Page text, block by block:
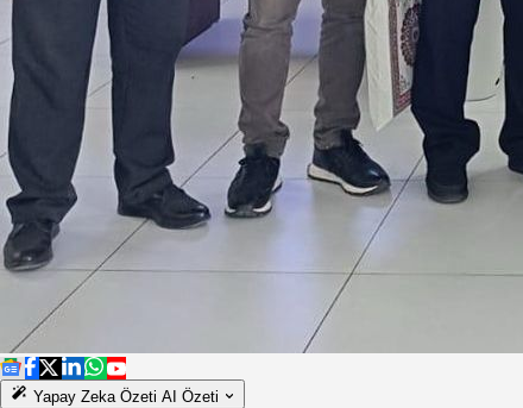
Yapay Zeka Özeti AI Özeti